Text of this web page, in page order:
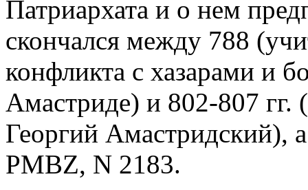
Патриархата и о нем
скончался между 788
конфликта с хазарами и
Амастриде) и 802-807 гг.
Георгий Амастридский),
PMBZ, N 2183.